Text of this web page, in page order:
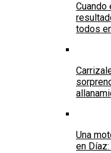
Cuando
todos
Una
en